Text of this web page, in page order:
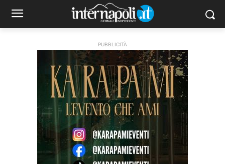
PUBBLICITÀ